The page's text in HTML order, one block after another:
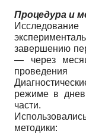
Процедура и
завершению
— через
проведения
режиме в
части.
методики: